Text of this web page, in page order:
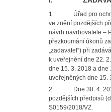
1. Úřad pro ochranu
ve znění pozdějších
návrh navrhovatele –
přezkoumání úkonů
„zadavatel“) při
k uveřejnění dne 22.
dne 15. 3. 2018 a dne
uveřejněných dne 15.
2. Dne 30. 4. 2018,
pozdějších předpisů
S0159/2018/VZ.